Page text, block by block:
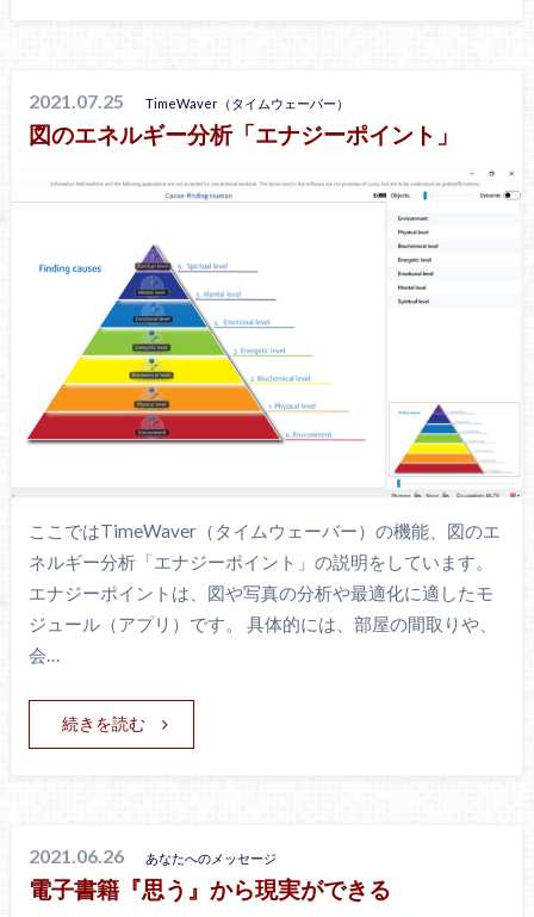
2021.07.25 TimeWaver（タイムウェーバー）
図のエネルギー分析「エナジーポイント」
ここではTimeWaver（タイムウェーバー）の機能、図のエ
ネルギー分析「エナジーポイント」の説明をしています。
エナジーポイントは、図や写真の分析や最適化に適したモ
ジュール（アプリ）です。 具体的には、部屋の間取りや、
会…
続きを読む
2021.06.26 あなたへのメッセージ
電子書籍『思う』から現実ができる